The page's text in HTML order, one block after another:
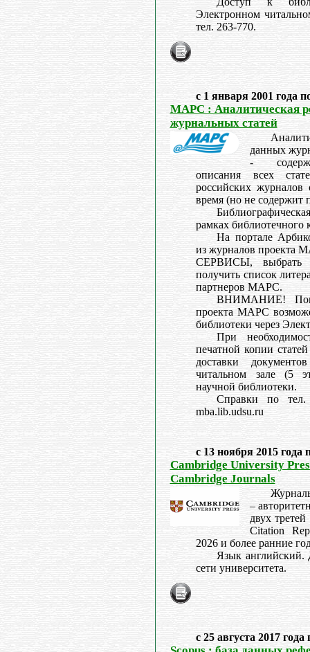
Электронном
тел. 263-770.
с 1 января 2001 года
МАРС : Аналитическая
журнальных статей
данных
-
описания всех
российских
время (но не содержит
рамках
На портале
из журналов проекта
СЕРВИСЫ, выбрать
получить список
партнеров МАРС.
ВНИМАНИЕ!
проекта МАРС
библиотеки через
При
печатной копии
доставки
читальном зале (5
научной библиотеки.
Справки по тел.
mba.lib.udsu.ru
с 13 ноября 2015 года
Cambridge University
Cambridge Journals
–
двух
Citation
2026 и более ранние
Язык английский.
сети университета.
с 25 августа 2017